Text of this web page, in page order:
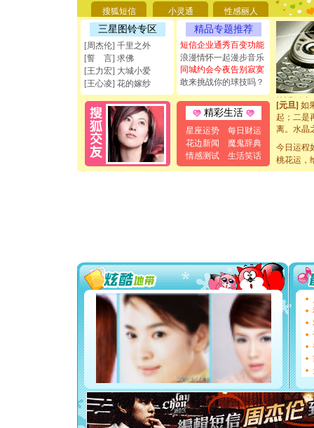
搜狐短信 小灵通 性感丽人
三星图铃专区
[周杰伦] 千里之外
[誓 言] 求佛
[王力宏] 大城小爱
[王心凌] 花的嫁纱
精品专题推荐
短信企业通秀百变功能
浪漫情怀一起漫步音乐
同城约会今夜告别寂寞
敢来挑战你的球技吗？
精彩生活
星座运势
每日财运
花边新闻
魔鬼辞典
情感测试
生活笑话
[圣诞节]
能正大光
天都要快
[圣诞节]
如意,快
[元旦]看
断电。爱
你是我专
[元旦] 如
起；二是
离。水晶
泣，这痛
卖了。水
[春节]风
要平安！
[圣诞节]
能正大光
天都要快
[圣诞节]
如意,快
[元旦]
断电。
你是我
[元旦] 如
起；二是
离。水晶
[元旦]当
泣，这痛
今日运程
桃花运，